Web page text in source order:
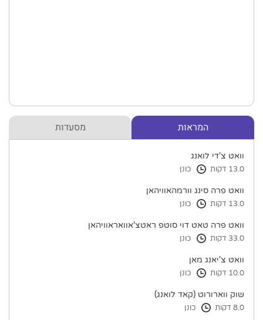
המראות מסעדות
וואט צ'די לואנג
13.0 דקות כונן
וואט פרה סינג וורמהאוויהאן
13.0 דקות כונן
וואט פרה טאט דוי סוטפ ראטצ'אוואראוויהאן
33.0 דקות כונן
וואט צ'יאנג מאן
10.0 דקות כונן
שוק ווארורוט (קאד לואנג)
8.0 דקות כונן